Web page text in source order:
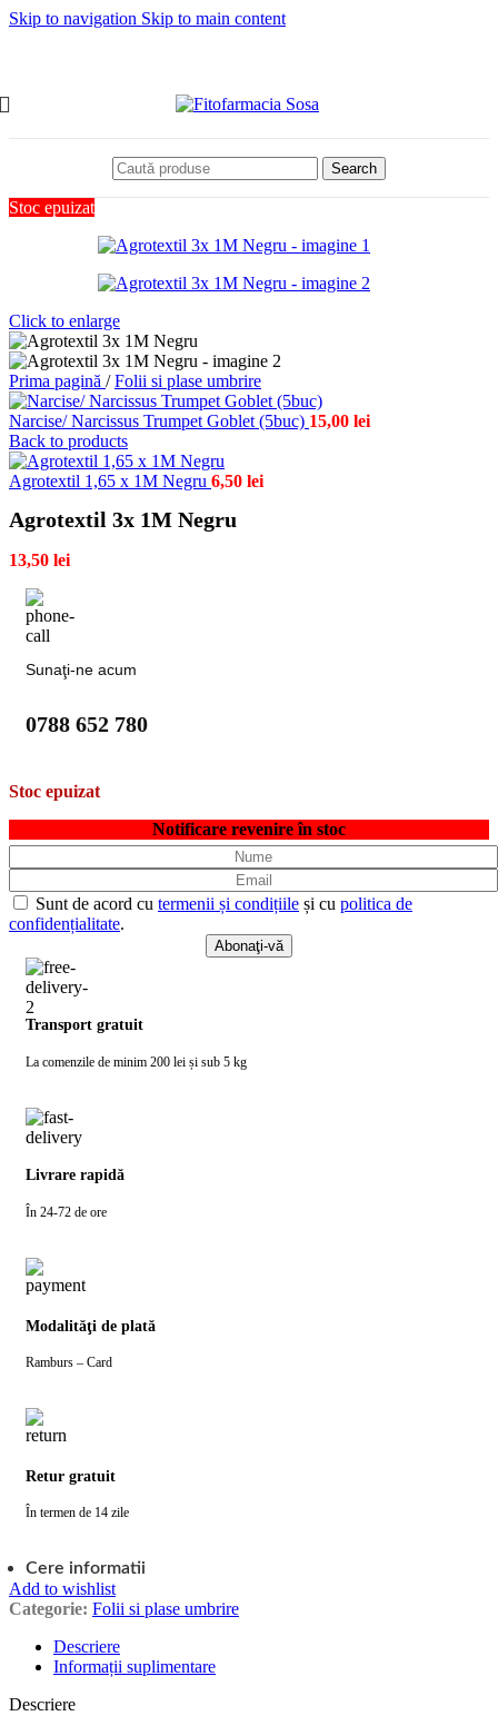
Skip to navigation Skip to main content
Search
Stoc epuizat
Click to enlarge
Prima pagină / Folii si plase umbrire
Narcise/ Narcissus Trumpet Goblet (5buc) 15,00 lei
Back to products
Agrotextil 1,65 x 1M Negru 6,50 lei
Agrotextil 3x 1M Negru
13,50 lei
Sunaţi-ne acum
0788 652 780
Stoc epuizat
Notificare revenire în stoc
Sunt de acord cu termenii și condițiile și cu politica de
confidențialitate.
Transport gratuit
La comenzile de minim 200 lei și sub 5 kg
Livrare rapidă
În 24-72 de ore
Modalităţi de plată
Ramburs – Card
Retur gratuit
În termen de 14 zile
Cere informatii
Add to wishlist
Categorie: Folii si plase umbrire
Descriere
Informații suplimentare
Descriere